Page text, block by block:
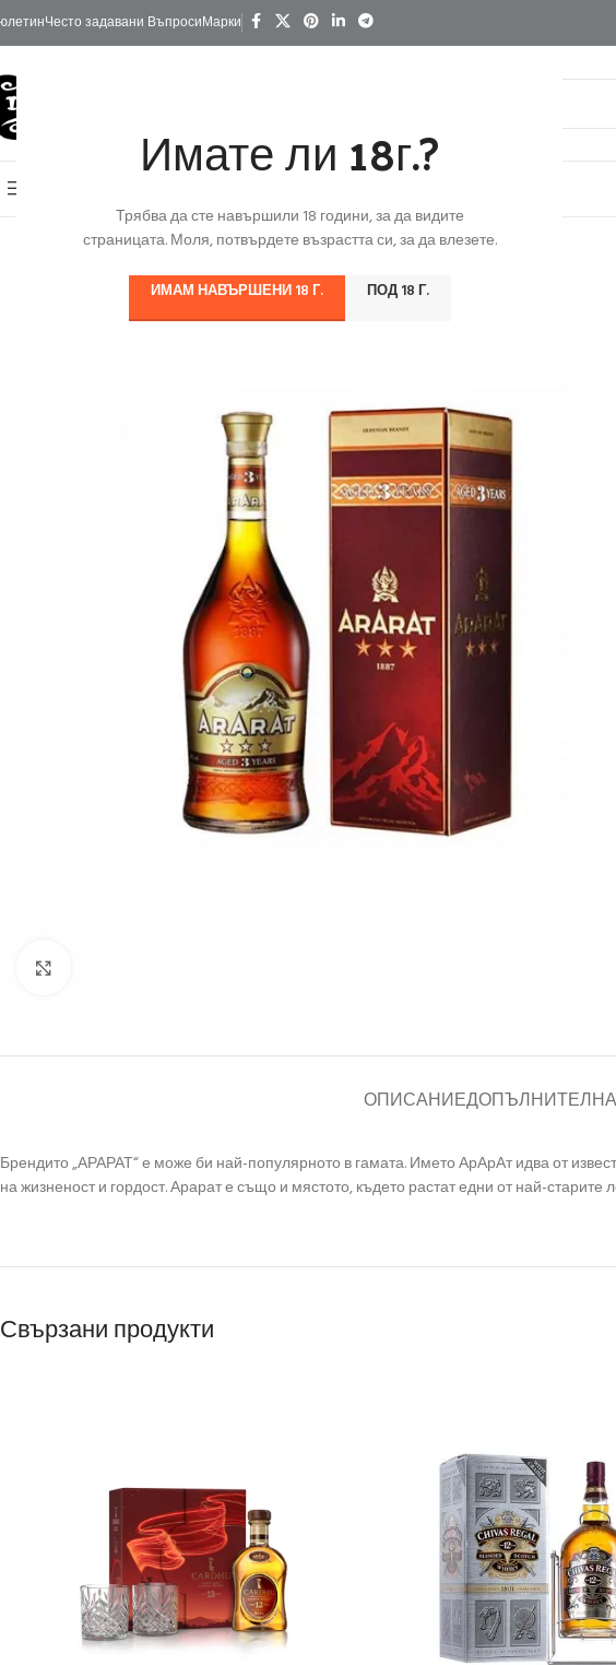
Имате ли 18г.?
Трябва да сте навършили 18 години, за да видите
страницата. Моля, потвърдете възрастта си, за да влезете.
ИМАМ НАВЪРШЕНИ 18 Г. ПОД 18 Г.
Често задавани ВъпросиМарки
ОПИСАНИЕ
Брендито „АРАРАТ“ е може би най-популярното в гамата. Името АрАрАт идва от
на жизненост и гордост. Арарат е също и мястото, където растат едни от най-старите
Свързани продукти